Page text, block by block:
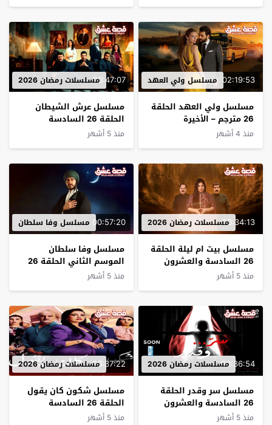
02:19:53 مسلسل ولي العهد
مسلسل ولي العهد الحلقة
26 مترجم – الأخيرة
منذ 4 أشهر
00:47:07مسلسلات رمضان 2026
مسلسل عرش الشيطان
الحلقة 26 السادسة
والعشرون
منذ 5 أشهر
00:34:13مسلسلات رمضان 2026
مسلسل بيت ام ليلة الحلقة
26 السادسة والعشرون
منذ 5 أشهر
00:57:20 مسلسل وفا سلطان
مسلسل وفا سلطان
الموسم الثاني الحلقة 26
مترجم
منذ 5 أشهر
00:36:54مسلسلات رمضان 2026
مسلسل سر وقدر الحلقة
26 السادسة والعشرون
منذ 5 أشهر
00:37:22مسلسلات رمضان 2026
مسلسل شكون كان يقول
الحلقة 26 السادسة
والعشرون
منذ 5 أشهر